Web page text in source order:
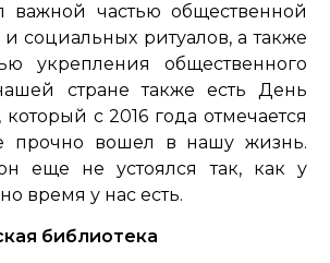
важной частью общественной
социальных ритуалов, а также
укрепления общественного
стране также есть День
с 2016 года отмечается
прочно вошел в нашу жизнь.
еще не устоялся так, как у
время у нас есть.
библиотека